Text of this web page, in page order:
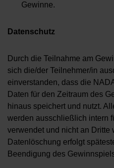
Gewinne.
Datenschutz
Durch die Teilnahme am
sich die/der Teilnehmer/in
einverstanden, dass die
Daten für den Zeitraum des
hinaus speichert und nutzt.
werden ausschließlich intern
verwendet und nicht an Dritte
Datenlöschung erfolgt
Beendigung des